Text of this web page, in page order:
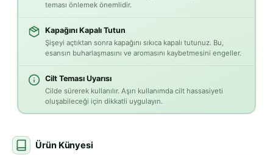
teması önlemek önemlidir.
Kapağını Kapalı Tutun
Şişeyi açtıktan sonra kapağını sıkıca kapalı tutunuz. Bu,
esansın buharlaşmasını ve aromasını kaybetmesini engeller.
Cilt Teması Uyarısı
Cilde sürerek kullanılır. Aşırı kullanımda cilt hassasiyeti
oluşabileceği için dikkatli uygulayın.
Ürün Künyesi